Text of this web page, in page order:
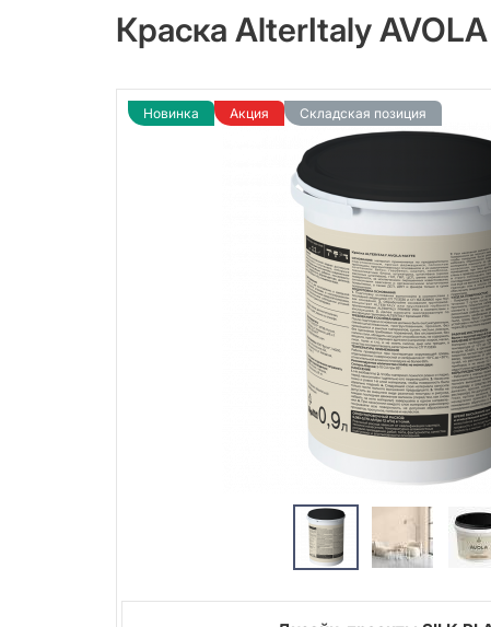
Краска AlterItaly
Новинка Акция Складская позиция